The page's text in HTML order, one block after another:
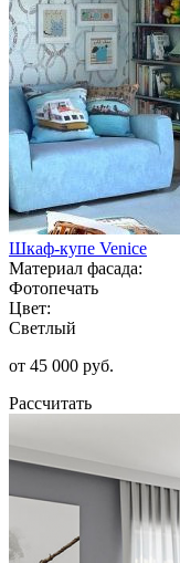
Шкаф-купе Venice
Материал фасада:
Фотопечать
Цвет:
Светлый
от 45 000 руб.
Рассчитать